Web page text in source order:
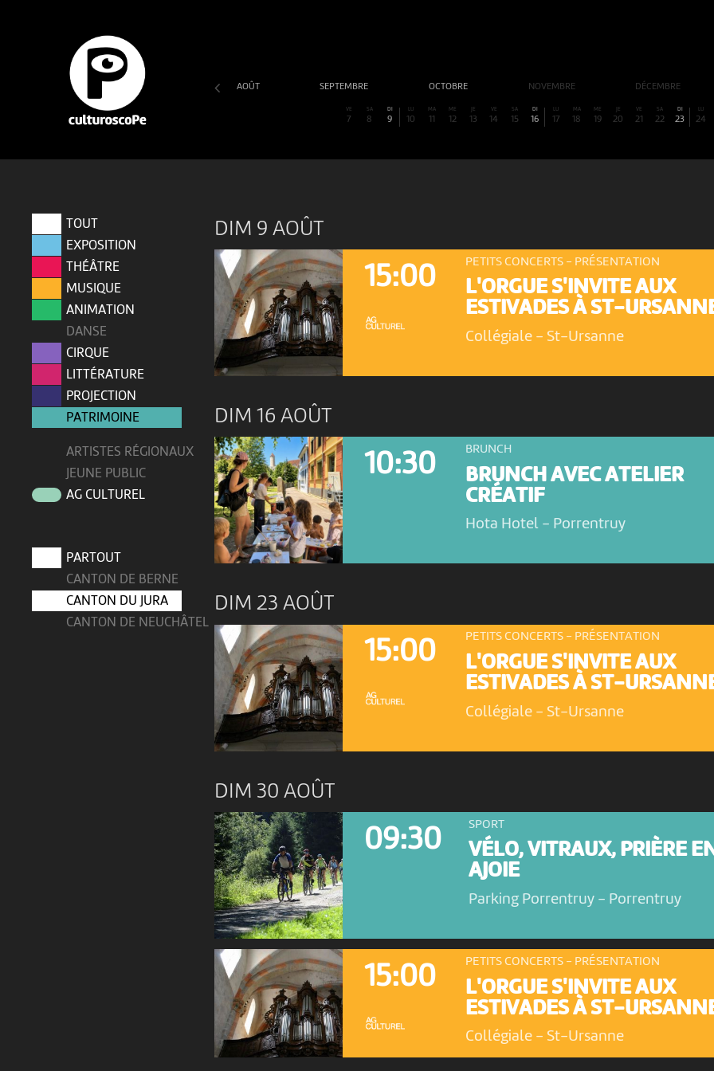
AOÛT SEPTEMBRE OCTOBRE NOVEMBRE DÉCEMBRE
VE
7
SA
8
DI
9
LU
10
MA
11
ME
12
JE
13
VE
14
SA
15
DI
16
LU
17
MA
18
ME
19
JE
20
VE
21
SA
22
DI
23
LU
24
TOUT
EXPOSITION
THÉÂTRE
MUSIQUE
ANIMATION
DANSE
CIRQUE
LITTÉRATURE
PROJECTION
PATRIMOINE
ARTISTES RÉGIONAUX
JEUNE PUBLIC
AG CULTUREL
PARTOUT
CANTON DE BERNE
CANTON DU JURA
CANTON DE NEUCHÂTEL
DIM 9 AOÛT
15:00 PETITS CONCERTS - PRÉSENTATION
L'ORGUE S'INVITE AUX
ESTIVADES À ST-
Collégiale - St-Ursanne
DIM 16 AOÛT
10:30 BRUNCH
BRUNCH AVEC ATELIER
CRÉATIF
Hota Hotel - Porrentruy
DIM 23 AOÛT
15:00 PETITS CONCERTS - PRÉSENTATION
L'ORGUE S'INVITE AUX
ESTIVADES À ST-
Collégiale - St-Ursanne
DIM 30 AOÛT
09:30 SPORT
VÉLO, VITRAUX, PRIÈRE
AJOIE
Parking Porrentruy - Porrentruy
15:00 PETITS CONCERTS - PRÉSENTATION
L'ORGUE S'INVITE AUX
ESTIVADES À ST-
Collégiale - St-Ursanne